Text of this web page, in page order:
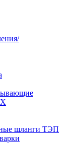
шланги ТЭП